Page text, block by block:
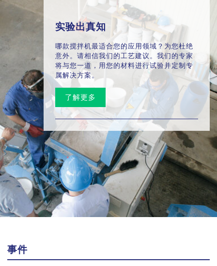
实验出真知
哪款搅拌机最适合您的应用领域？为您杜绝
意外。请相信我们的工艺建议。我们的专家
将与您一道，用您的材料进行试验并定制专
属解决方案。
了解更多
事件